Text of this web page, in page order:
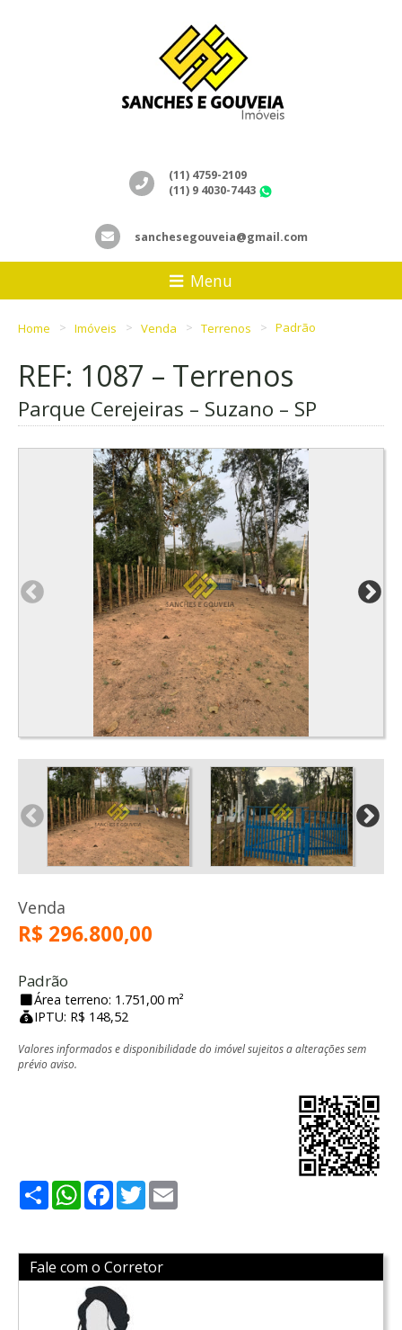
(11) 4759-2109
(11) 9 4030-7443
sanchesegouveia@gmail.com
Menu
Home Imóveis Venda Terrenos Padrão
REF: 1087 – Terrenos
Parque Cerejeiras – Suzano – SP
Venda
R$ 296.800,00
Padrão
Área terreno: 1.751,00 m²
IPTU: R$ 148,52
Valores informados e disponibilidade do imóvel sujeitos a alterações sem
prévio aviso.
ShareWhatsApp
Facebook
Twitter
Fale com o Corretor